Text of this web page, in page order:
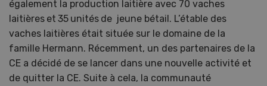
également la production laitière avec 70 vaches
laitières et 35 unités de jeune bétail. L’étable des
vaches laitières était située sur le domaine de la
famille Hermann. Récemment, un des partenaires de la
CE a décidé de se lancer dans une nouvelle activité et
de quitter la CE. Suite à cela, la communauté